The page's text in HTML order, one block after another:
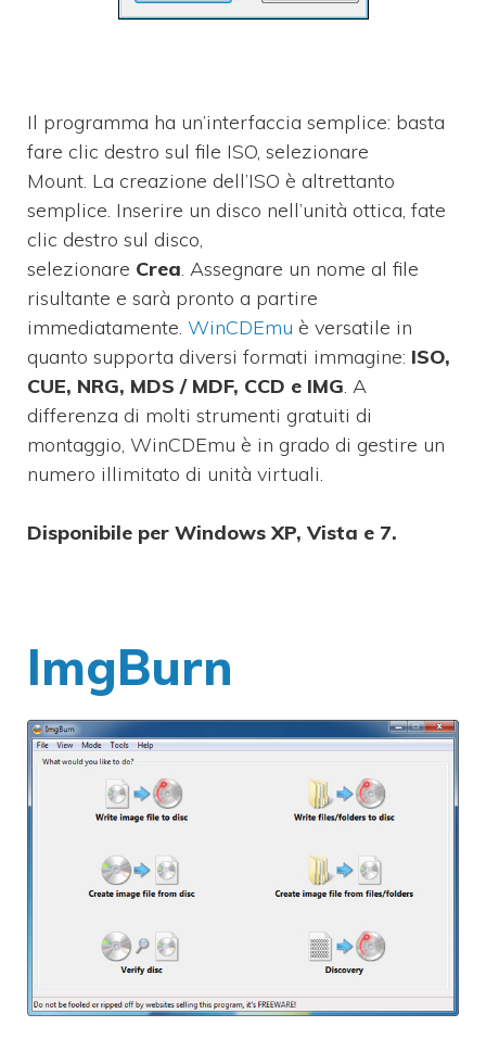
Il programma ha un’interfaccia semplice: basta
fare clic destro sul file ISO, selezionare
Mount. La creazione dell’ISO è altrettanto
semplice. Inserire un disco nell’unità ottica, fate
clic destro sul disco,
selezionare Crea. Assegnare un nome al file
risultante e sarà pronto a partire
immediatamente. WinCDEmu è versatile in
quanto supporta diversi formati immagine: ISO,
CUE, NRG, MDS / MDF, CCD e IMG. A
differenza di molti strumenti gratuiti di
montaggio, WinCDEmu è in grado di gestire un
numero illimitato di unità virtuali.
Disponibile per Windows XP, Vista e 7.
ImgBurn